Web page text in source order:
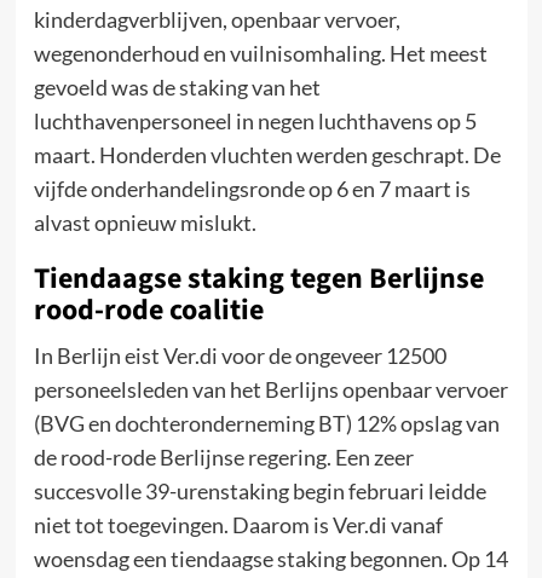
kinderdagverblijven, openbaar vervoer,
wegenonderhoud en vuilnisomhaling. Het meest
gevoeld was de staking van het
luchthavenpersoneel in negen luchthavens op 5
maart. Honderden vluchten werden geschrapt. De
vijfde onderhandelingsronde op 6 en 7 maart is
alvast opnieuw mislukt.
Tiendaagse staking tegen Berlijnse
rood-rode coalitie
In Berlijn eist Ver.di voor de ongeveer 12500
personeelsleden van het Berlijns openbaar vervoer
(BVG en dochteronderneming BT) 12% opslag van
de rood-rode Berlijnse regering. Een zeer
succesvolle 39-urenstaking begin februari leidde
niet tot toegevingen. Daarom is Ver.di vanaf
woensdag een tiendaagse staking begonnen. Op 14